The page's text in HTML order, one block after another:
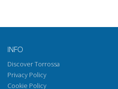
INFO
Discover Torrossa
Privacy Policy
Cookie Policy